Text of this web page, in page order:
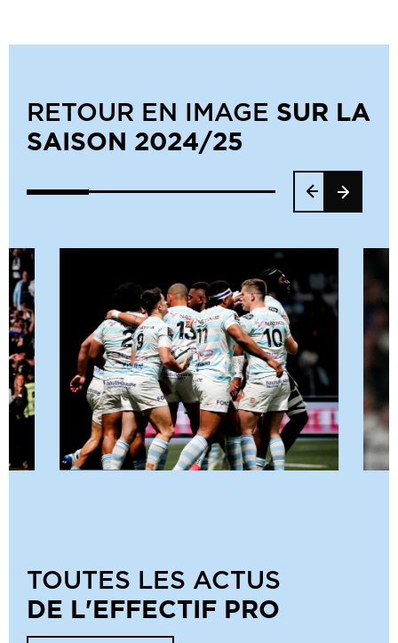
RETOUR EN IMAGE SUR LA
SAISON 2024/25
TOUTES LES ACTUS
DE L'EFFECTIF PRO